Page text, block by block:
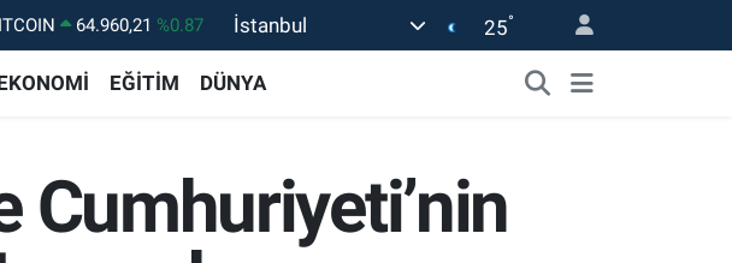
DOLAR
47,7436 %0.18
EURO
55,2510 %0.32
BİST100
13.779 %-14
İstanbul 25°
EĞİTİM DÜNYA
Cumhuriyeti’nin